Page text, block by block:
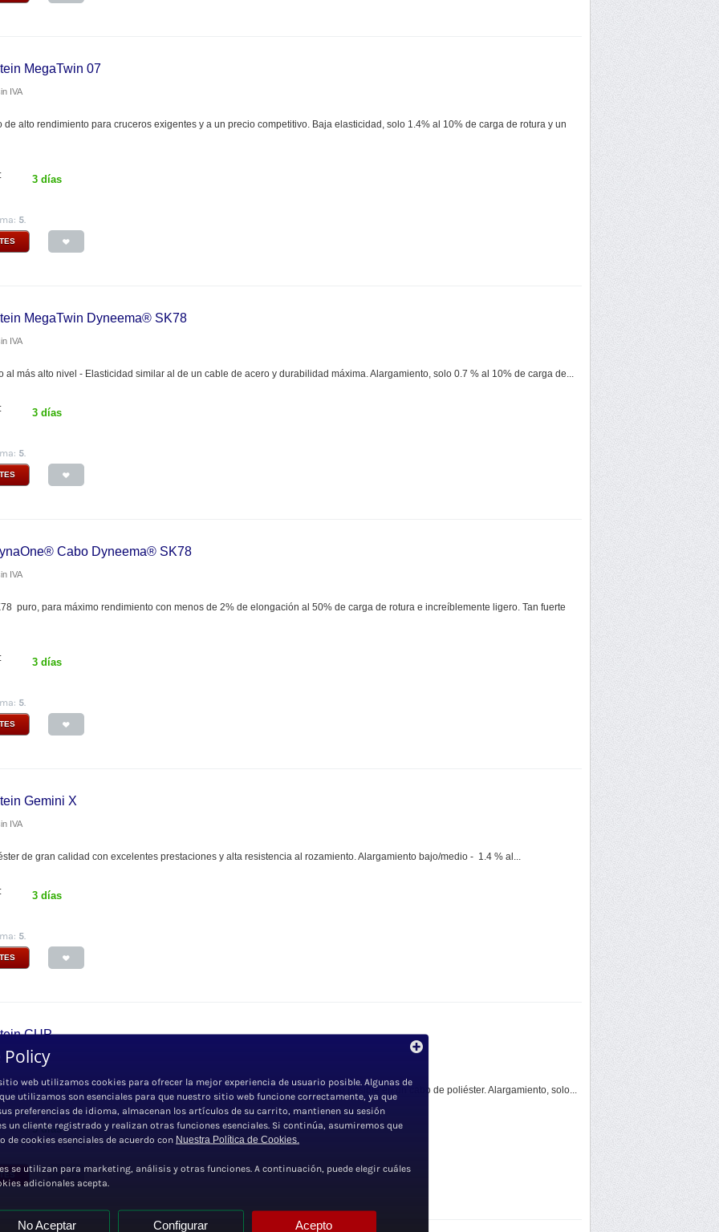
MegaTwin 07
IVA
de alto rendimiento para cruceros exigentes y a un precio competitivo. Baja elasticidad, solo 1.4% al 10% de carga de rotura y un
3 días
5.
MegaTwin Dyneema® SK78
IVA
al más alto nivel - Elasticidad similar al de un cable de acero y durabilidad máxima. Alargamiento, solo 0.7 % al 10% de carga de...
3 días
5.
Cabo Dyneema® SK78
IVA
puro, para máximo rendimiento con menos de 2% de elongación al 50% de carga de rotura e increíblemente ligero. Tan fuerte
3 días
5.
Gemini X
IVA
de gran calidad con excelentes prestaciones y alta resistencia al rozamiento. Alargamiento bajo/medio - 1.4 % al...
3 días
5.
CUP
IVA
el máximo partido posible de fibras tradicionales - e l mínimo alargamiento posible en un cabo de poliéster. Alargamiento, solo...
3 días
Policy
web utilizamos cookies para ofrecer la mejor experiencia de usuario posible. Algunas de
utilizamos son esenciales para que nuestro sitio web funcione correctamente, ya que
preferencias de idioma, almacenan los artículos de su carrito, mantienen su sesión
un cliente registrado y realizan otras funciones esenciales. Si continúa, asumiremos que
de cookies esenciales de acuerdo con Nuestra Política de Cookies.
se utilizan para marketing, análisis y otras funciones. A continuación, puede elegir cuáles
adicionales acepta.
No Aceptar Configurar Acepto